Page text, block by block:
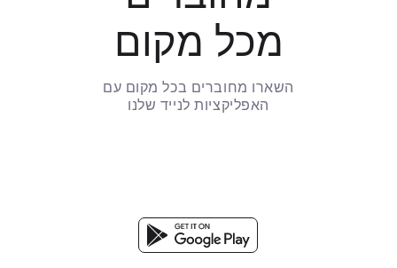
מכל מקום
השארו מחוברים בכל מקום עם
האפליקציות לנייד שלנו
APP STORE